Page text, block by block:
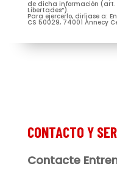
Prénom
Entremont*
de dicha información (art.
Libertades”).
Para ejercerlo, diríjase a:
CS 50029, 74001 Annecy
CONTACTO Y
Contacte